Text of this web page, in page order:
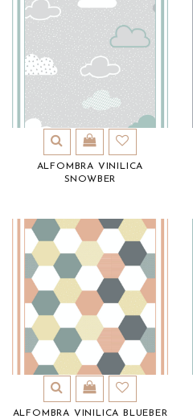
ALFOMBRA VINILICA
SNOWBER
ALFOMBRA VINILICA BLUEBER